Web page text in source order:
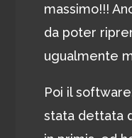
massimo!!!
da poter
ugualmente
Poi il
stata dettata